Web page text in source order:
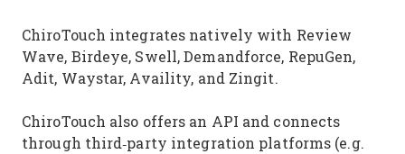
ChiroTouch integrates natively with Review
Wave, Birdeye, Swell, Demandforce, RepuGen,
Adit, Waystar, Availity, and Zingit.
ChiroTouch also offers an API and connects
through third‑party integration platforms (e.g.